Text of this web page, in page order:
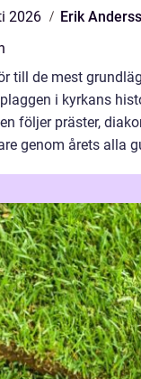
2026
Erik
till de mest
i kyrkans
följer präster,
genom årets alla